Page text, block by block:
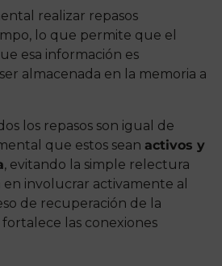
realizar repasos
lo que permite que el
esa información es
almacenada en la memoria a
los repasos son igual de
que estos sean activos y
, evitando la simple relectura
en involucrar activamente al
de recuperación de la
las conexiones